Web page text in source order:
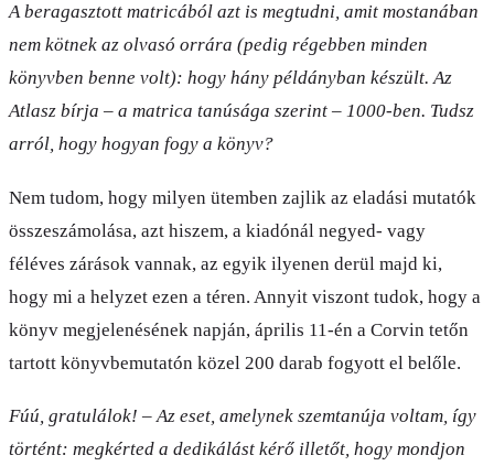
A beragasztott matricából azt is megtudni, amit mostanában
nem kötnek az olvasó orrára (pedig régebben minden
könyvben benne volt): hogy hány példányban készült. Az
Atlasz bírja – a matrica tanúsága szerint – 1000-ben. Tudsz
arról, hogy hogyan fogy a könyv?
Nem tudom, hogy milyen ütemben zajlik az eladási mutatók
összeszámolása, azt hiszem, a kiadónál negyed- vagy
féléves zárások vannak, az egyik ilyenen derül majd ki,
hogy mi a helyzet ezen a téren. Annyit viszont tudok, hogy a
könyv megjelenésének napján, április 11-én a Corvin tetőn
tartott könyvbemutatón közel 200 darab fogyott el belőle.
Fúú, gratulálok! –Az eset, amelynek szemtanúja voltam, így
történt: megkérted a dedikálást kérő illetőt, hogy mondjon